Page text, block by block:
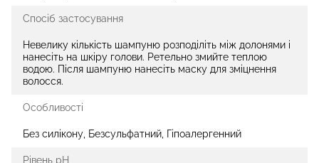
Спосіб застосування
Невелику кількість шампуню розподіліть між долонями і
нанесіть на шкіру голови. Ретельно змийте теплою
водою. Після шампуню нанесіть маску для зміцнення
волосся.
Особливості
Без силікону, Безсульфатний, Гіпоалергенний
Рівень pH